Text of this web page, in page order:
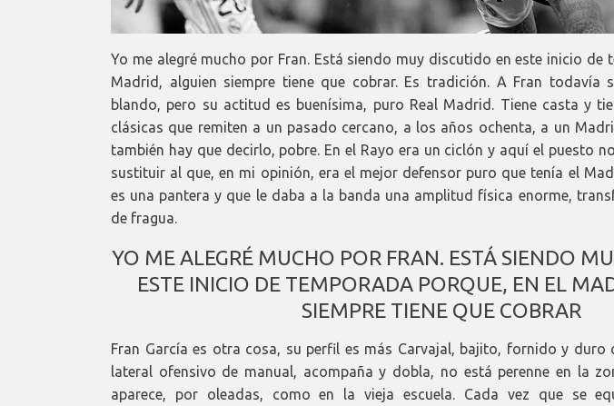
Yo me alegré mucho por Fran. Está siendo muy discutido en este inicio de
Madrid, alguien siempre tiene que cobrar. Es tradición. A Fran todavía
blando, pero su actitud es buenísima, puro Real Madrid. Tiene casta y
clásicas que remiten a un pasado cercano, a los años ochenta, a un
también hay que decirlo, pobre. En el Rayo era un ciclón y aquí el puesto
sustituir al que, en mi opinión, era el mejor defensor puro que tenía el
es una pantera y que le daba a la banda una amplitud física enorme,
de fragua.
YO ME ALEGRÉ MUCHO POR FRAN. ESTÁ SIENDO
ESTE INICIO DE TEMPORADA PORQUE, EN EL
SIEMPRE TIENE QUE COBRAR
Fran García es otra cosa, su perfil es más Carvajal, bajito, fornido y duro
lateral ofensivo de manual, acompaña y dobla, no está perenne en la
aparece, por oleadas, como en la vieja escuela. Cada vez que se